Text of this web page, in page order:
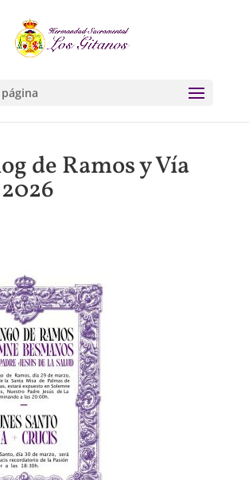
de Ramos y Vía